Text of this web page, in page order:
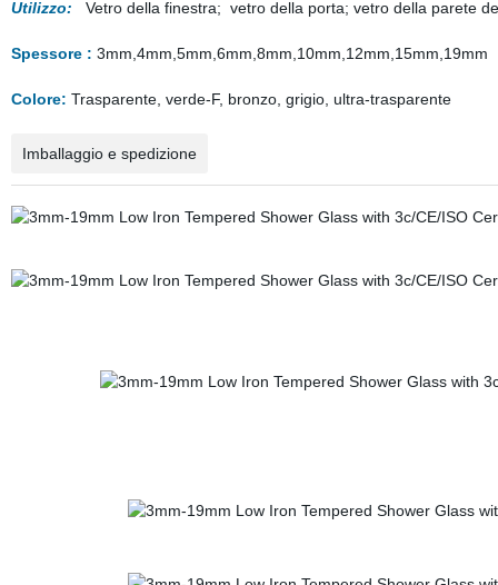
Utilizzo: Vetro della finestra; vetro della porta; vetro della parete
Spessore : 3mm,4mm,5mm,6mm,8mm,10mm,12mm,15mm,19mm
Colore: Trasparente, verde-F, bronzo, grigio, ultra-trasparente
Imballaggio e spedizione